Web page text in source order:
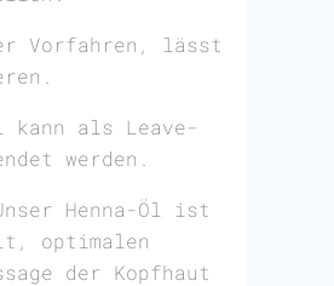
Vorfahren, lässt
kann als Leave-
werden.
Henna-Öl ist
optimalen
der Kopfhaut